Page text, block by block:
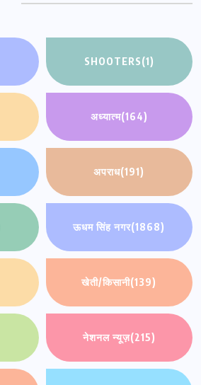
SHOOTERS(1)
अध्यात्म(164)
अपराध(191)
ऊधम सिंह नगर(1868)
खेती/किसानी(139)
नेशनल न्यूज़(215)